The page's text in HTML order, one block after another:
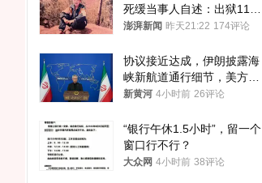
死缓当事人自述：出狱11年
间始终刻意躲避被害人家属
澎湃新闻 昨天21:22 174评论
协议接近达成，伊朗披露海
峡新航道通行细节，美方再
提“倒计时”
新黄河 4小时前 26评论
“银行午休1.5小时”，留一个
窗口行不行？
大众网 4小时前 38评论